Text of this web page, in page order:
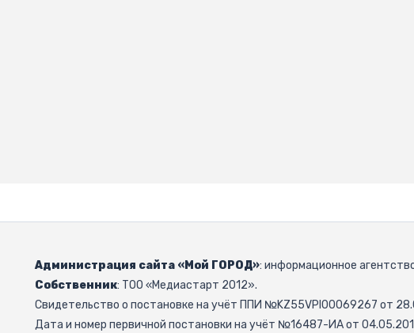
Администрация сайта «Мой ГОРОД»: информационное
Собственник: ТОО «Медиастарт 2012».
Свидетельство о постановке на учёт ППИ №KZ55VPI00069267 от
Дата и номер первичной постановки на учёт №16487-ИА от